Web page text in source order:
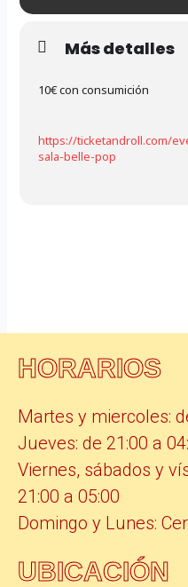
Más detalles
10€ con consumición
https://ticketandroll.com/
sala-belle-pop
HORARIOS
Martes y miercoles:
Jueves: de 21:00 a
Viernes, sábados y
21:00 a 05:00
Domingo y Lunes:
UBICACIÓN